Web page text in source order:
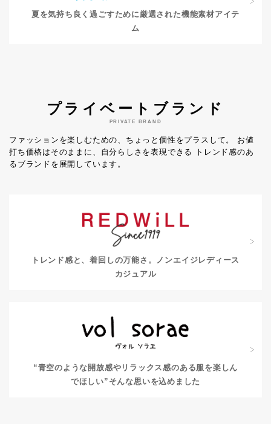
夏を気持ち良く過ごすために 厳選された機能素材アイテ
ム
プライベートブランド
PRIVATE BRAND
ファッションを楽しむための、ちょっと個性をプラスして。
お値
打ち価格はそのままに、自分らしさを表現できる
トレンド感のあ
るブランドを展開しています。
トレンド感と、着回しの万能さ。
ノンエイジレディース
カジュアル
“青空のような開放感やリラックス感のある服を楽しん
でほしい” そんな思いを込めました